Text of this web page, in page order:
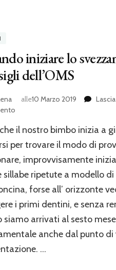
iniziare lo
dell’OMS
alle10 Marzo 2019
iniziare
lo
i
consigli
dell’OMS
il nostro bimbo inizia a
per trovare il modo di
improvvisamente
sillabe ripetute a modello di
forse all’ orizzonte
i primi dentini, e senza
siamo arrivati al sesto
anche dal punto di
…